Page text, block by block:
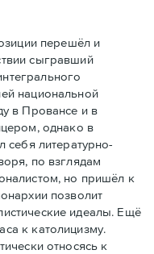
перешёл и
сыгравший
национальной
в Провансе и в
однако в
себя литературно-
по взглядам
но пришёл к
позволит
идеалы. Ещё
к католицизму.
относясь к